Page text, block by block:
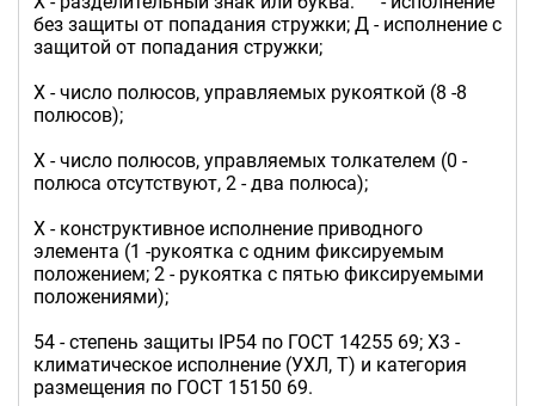
без защиты от попадания стружки; Д - исполнение с
защитой от попадания стружки;
Х - число полюсов, управляемых рукояткой (8 -8
полюсов);
Х - число полюсов, управляемых толкателем (0 -
полюса отсутствуют, 2 - два полюса);
Х - конструктивное исполнение приводного
элемента (1 -рукоятка с одним фиксируемым
положением; 2 - рукоятка с пятью фиксируемыми
положениями);
54 - степень защиты IР54 по ГОСТ 14255 69; Х3 -
климатическое исполнение (УХЛ, Т) и категория
размещения по ГОСТ 15150 69.